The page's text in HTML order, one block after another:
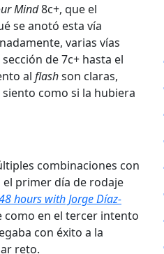
Mind8c+, que el
se anotó esta vía
varias vías
de 7c+ hasta el
al flashson claras,
como si la hubiera
combinaciones con
el primer día de rodaje
hours with Jorge Díaz-
como en el tercer intento
con éxito a la
reto.